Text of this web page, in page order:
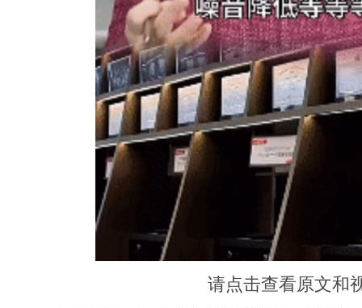
请点击查看原文和